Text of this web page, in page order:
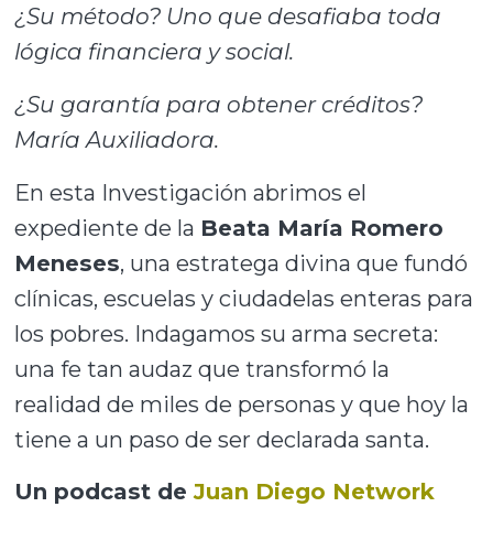
¿Su método? Uno que desafiaba toda
lógica financiera y social.
¿Su garantía para obtener créditos?
María Auxiliadora.
En esta Investigación abrimos el
expediente de la Beata María Romero
Meneses, una estratega divina que fundó
clínicas, escuelas y ciudadelas enteras para
los pobres. Indagamos su arma secreta:
una fe tan audaz que transformó la
realidad de miles de personas y que hoy la
tiene a un paso de ser declarada santa.
Un podcast deJuan Diego Network